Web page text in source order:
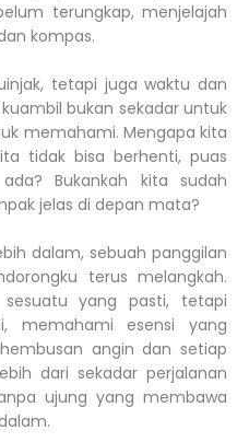
terungkap, menjelajah
kompas.
tetapi juga waktu dan
bukan sekadar untuk
memahami. Mengapa kita
tidak bisa berhenti, puas
Bukankah kita sudah
jelas di depan mata?
dalam, sebuah panggilan
terus melangkah.
yang pasti, tetapi
memahami esensi yang
angin dan setiap
dari sekadar perjalanan
ujung yang membawa